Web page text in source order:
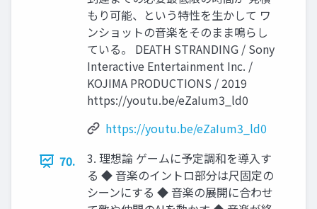
もり可能、という特性を生かして ワ
ンショットの音楽をそのまま鳴らし
ている。 DEATH STRANDING / Sony
Interactive Entertainment Inc. /
KOJIMA PRODUCTIONS / 2019
https://youtu.be/eZaIum3_ld0
https://youtu.be/eZaIum3_ld0
70.
3. 理想論 ゲームに予定調和を導入す
る ◆ 音楽のイントロ部分は尺固定の
シーンにする ◆ 音楽の展開に合わせ